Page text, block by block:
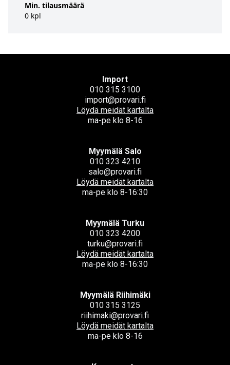
Min. tilausmäärä
0 kpl
Import
010 315 3100
import@provari.fi
Löydä meidät kartalta
ma-pe klo 8-16
Myymälä Salo
010 323 4210
salo@provari.fi
Löydä meidät kartalta
ma-pe klo 8-16:30
Myymälä Turku
010 323 4200
turku@provari.fi
Löydä meidät kartalta
ma-pe klo 8-16:30
Myymälä Riihimäki
010 315 3125
riihimaki@provari.fi
Löydä meidät kartalta
ma-pe klo 8-16